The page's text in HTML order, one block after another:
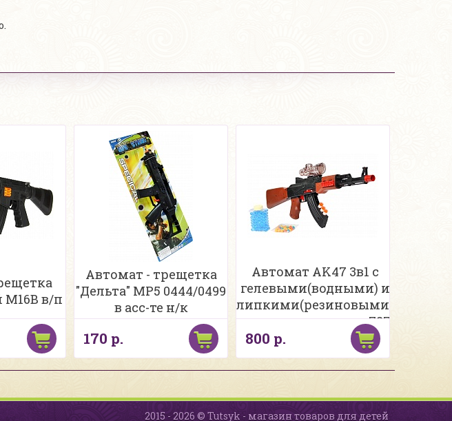
в/п
Автомат - трещетка
"Дельта" MP5 0444/0499
в асс-те н/к
170 р.
Автомат AK47 3в1 с
гелевыми(водными) и
липкими(резиновыми)
пулями+присоски 787
800 р.
2015 - 2026 © Tutsyk - магазин товаров для детей